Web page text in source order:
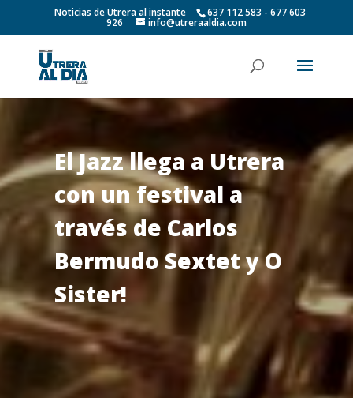
Noticias de Utrera al instante 637 112 583 - 677 603
926 info@utreraaldia.com
El Jazz llega a Utrera
con un festival a
través de Carlos
Bermudo Sextet y O
Sister!